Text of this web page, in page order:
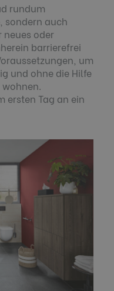
rundum
sondern auch
neues oder
barrierefrei
um
und ohne die Hilfe
ersten Tag an ein